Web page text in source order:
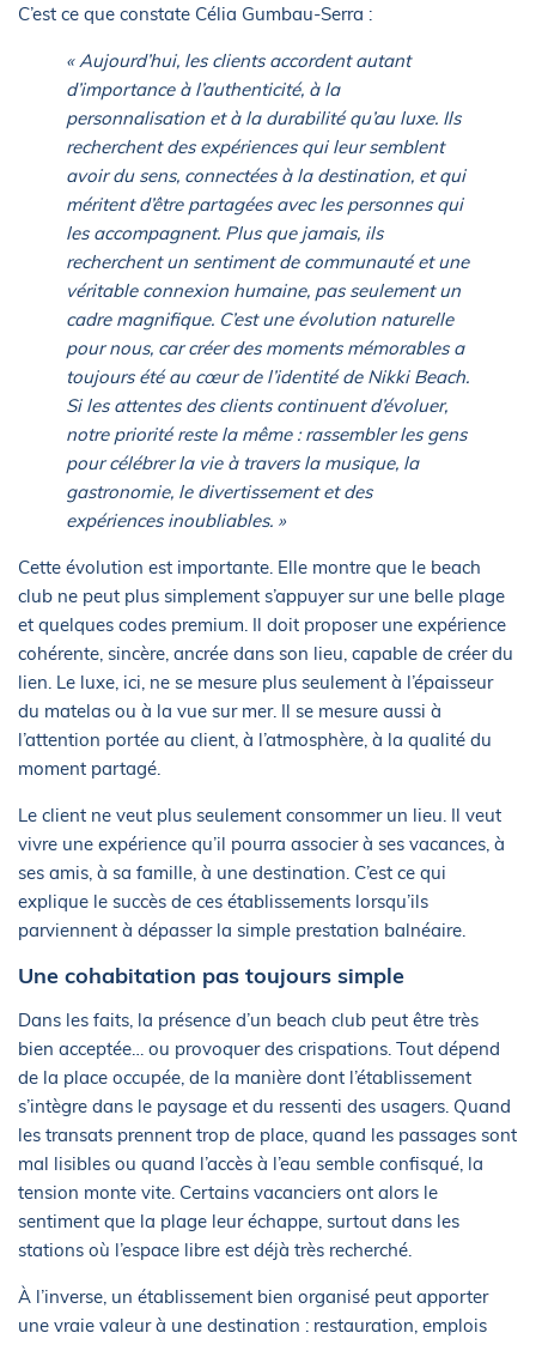
C’est ce que constate Célia Gumbau-Serra :
« Aujourd’hui, les clients accordent autant
d’importance à l’authenticité, à la
personnalisation et à la durabilité qu’au luxe. Ils
recherchent des expériences qui leur semblent
avoir du sens, connectées à la destination, et qui
méritent d’être partagées avec les personnes qui
les accompagnent. Plus que jamais, ils
recherchent un sentiment de communauté et une
véritable connexion humaine, pas seulement un
cadre magnifique. C’est une évolution naturelle
pour nous, car créer des moments mémorables a
toujours été au cœur de l’identité de Nikki Beach.
Si les attentes des clients continuent d’évoluer,
notre priorité reste la même : rassembler les gens
pour célébrer la vie à travers la musique, la
gastronomie, le divertissement et des
expériences inoubliables. »
Cette évolution est importante. Elle montre que le beach
club ne peut plus simplement s’appuyer sur une belle plage
et quelques codes premium. Il doit proposer une expérience
cohérente, sincère, ancrée dans son lieu, capable de créer du
lien. Le luxe, ici, ne se mesure plus seulement à l’épaisseur
du matelas ou à la vue sur mer. Il se mesure aussi à
l’attention portée au client, à l’atmosphère, à la qualité du
moment partagé.
Le client ne veut plus seulement consommer un lieu. Il veut
vivre une expérience qu’il pourra associer à ses vacances, à
ses amis, à sa famille, à une destination. C’est ce qui
explique le succès de ces établissements lorsqu’ils
parviennent à dépasser la simple prestation balnéaire.
Une cohabitation pas toujours simple
Dans les faits, la présence d’un beach club peut être très
bien acceptée… ou provoquer des crispations. Tout dépend
de la place occupée, de la manière dont l’établissement
s’intègre dans le paysage et du ressenti des usagers. Quand
les transats prennent trop de place, quand les passages sont
mal lisibles ou quand l’accès à l’eau semble confisqué, la
tension monte vite. Certains vacanciers ont alors le
sentiment que la plage leur échappe, surtout dans les
stations où l’espace libre est déjà très recherché.
À l’inverse, un établissement bien organisé peut apporter
une vraie valeur à une destination : restauration, emplois